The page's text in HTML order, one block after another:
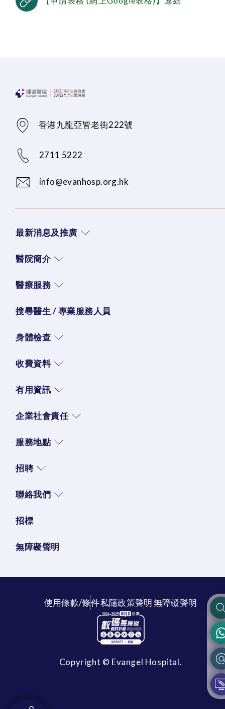
香港九龍亞皆老街222號
2711 5222
info@evanhosp.org.hk
最新消息及推廣
醫院簡介
醫療服務
搜尋醫生 / 專業服務人員
身體檢查
收費資料
有用資訊
企業社會責任
服務地點
招聘
聯絡我們
招標
無障礙聲明
使用條款/條件私隱政策聲明無障礙聲明
Copyright © Evangel Hospital.